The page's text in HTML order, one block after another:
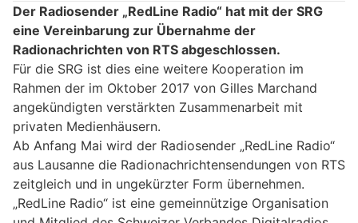
Der Radiosender „RedLine Radio“ hat mit der SRG
eine Vereinbarung zur Übernahme der
Radionachrichten von RTS abgeschlossen.
Für die SRG ist dies eine weitere Kooperation im
Rahmen der im Oktober 2017 von Gilles Marchand
angekündigten verstärkten Zusammenarbeit mit
privaten Medienhäusern.
Ab Anfang Mai wird der Radiosender „RedLine Radio“
aus Lausanne die Radionachrichtensendungen von RTS
zeitgleich und in ungekürzter Form übernehmen.
„RedLine Radio“ ist eine gemeinnützige Organisation